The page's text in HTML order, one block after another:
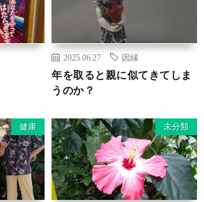
2025.06.27 因縁
年を取ると親に似てきてしま
うのか？
健康 未分類